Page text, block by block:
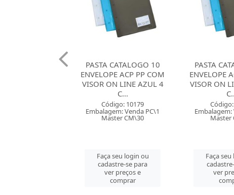
PASTA CATALOGO 10
ENVELOPE ACP PP COM
VISOR ON LINE FUME 4
C...
Código: 10180
Embalagem: Venda PC\1
Master CM\30
Faça seu login ou
cadastre-se para
ver preços e
comprar
PASTA
ENVELOPE
VISOR ON
Embalagem:
Master
ver